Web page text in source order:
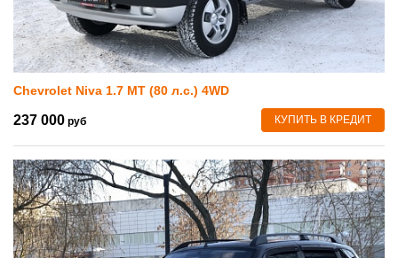
Chevrolet Niva 1.7 MT (80 л.с.) 4WD
237 000 руб КУПИТЬ В КРЕДИТ